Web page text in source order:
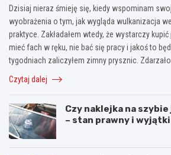
Dzisiaj nieraz śmieję się, kiedy wspominam
wyobrażenia o tym, jak wygląda wulkanizacja
praktyce. Zakładałem wtedy, że wystarczy
mieć fach w ręku, nie bać się pracy i jakoś to
tygodniach zaliczyłem zimny prysznic. Zdarzało
Czytaj dalej
Czy naklejka na
– stan prawny i wyjątki